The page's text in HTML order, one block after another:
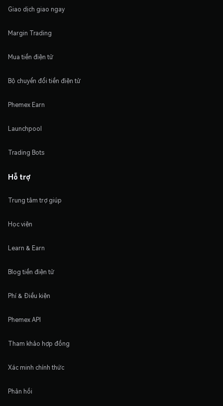
Giao dịch giao ngay
Margin Trading
Mua tiền điện tử
Bộ chuyển đổi tiền điện tử
Phemex Earn
Launchpool
Trading Bots
Hỗ trợ
Trung tâm trợ giúp
Học viện
Learn & Earn
Blog tiền điện tử
Phí & Điều kiện
Phemex API
Tham khảo hợp đồng
Xác minh chính thức
Phản hồi